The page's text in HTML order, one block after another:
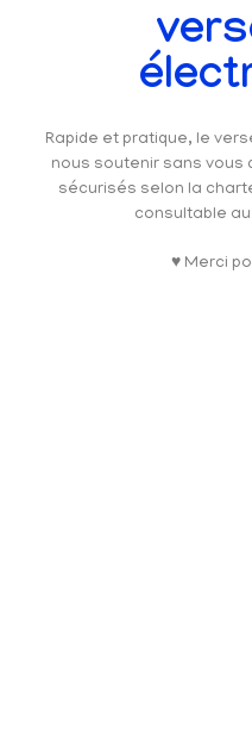
Rapide et pratique, le
nous soutenir sans vous
sécurisés selon la
consultable
♥ Merci